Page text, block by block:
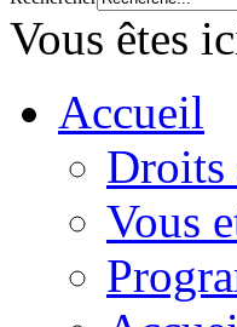
Vous êtes
Accueil
Droits
Vous